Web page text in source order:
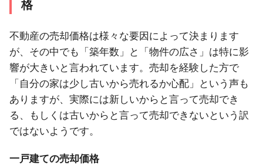
格
不動産の売却価格は様々な要因によって決まります
が、その中でも「築年数」と「物件の広さ」は特に影
響が大きいと言われています。売却を経験した方で
「自分の家は少し古いから売れるか心配」という声も
ありますが、実際には新しいからと言って売却でき
る、もしくは古いからと言って売却できないという訳
ではないようです。
一戸建ての売却価格